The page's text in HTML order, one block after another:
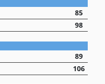
85
98
89
106